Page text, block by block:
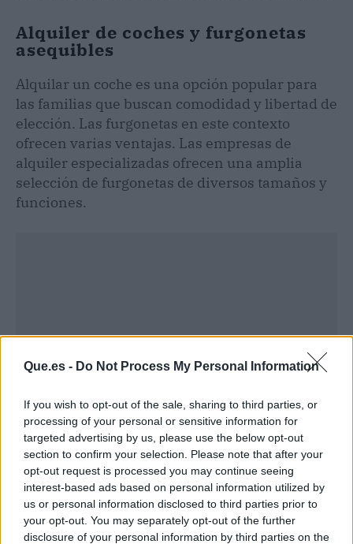
Que.es - Do Not Process My Personal Information
If you wish to opt-out of the sale, sharing to third parties, or
processing of your personal or sensitive information for
targeted advertising by us, please use the below opt-out
section to confirm your selection. Please note that after your
opt-out request is processed you may continue seeing
interest-based ads based on personal information utilized by
us or personal information disclosed to third parties prior to
your opt-out. You may separately opt-out of the further
disclosure of your personal information by third parties on the
Alquiler de coches y furgonetas
asequibles
Alquilar un coche es una opción popular para
las familias que buscan comodidad y libertad de
elección. Las furgonetas en este contexto
ofrecen varias ventajas. Las empresas de
alquiler especializadas ofrecen una amplia
selección de furgonetas de diversos tamaños y
funciones.
Publicidad